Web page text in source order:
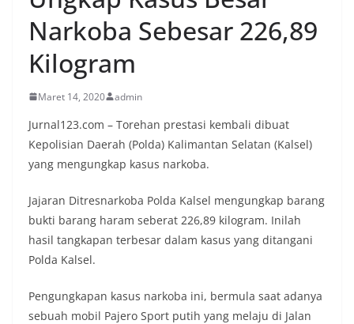
Narkoba Sebesar 226,89
Kilogram
Maret 14, 2020 admin
Jurnal123.com – Torehan prestasi kembali dibuat
Kepolisian Daerah (Polda) Kalimantan Selatan (Kalsel)
yang mengungkap kasus narkoba.
Jajaran Ditresnarkoba Polda Kalsel mengungkap barang
bukti barang haram seberat 226,89 kilogram. Inilah
hasil tangkapan terbesar dalam kasus yang ditangani
Polda Kalsel.
Pengungkapan kasus narkoba ini, bermula saat adanya
sebuah mobil Pajero Sport putih yang melaju di Jalan